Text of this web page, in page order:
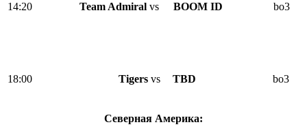
14:20 Team Admiral vs BOOM ID bo3
18:00 Tigers vs TBD bo3
Северная Америка: